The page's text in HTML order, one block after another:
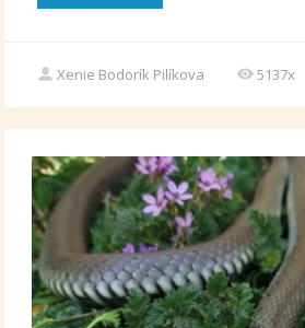
Xenie Bodorík Pilíkova 5137x